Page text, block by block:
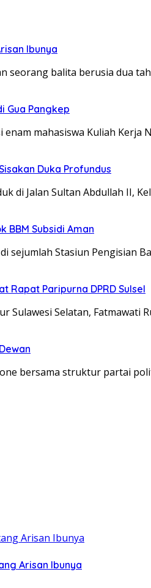
Ibunya
seorang balita berusia dua
Gua Pangkep
mahasiswa Kuliah Kerja
Duka Profundus
di Jalan Sultan Abdullah II,
BBM Subsidi Aman
sejumlah Stasiun Pengisian
Rapat Paripurna DPRD Sulsel
Sulawesi Selatan, Fatmawati
bersama struktur partai
Arisan Ibunya